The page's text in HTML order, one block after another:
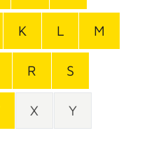
K L M
R S
X Y